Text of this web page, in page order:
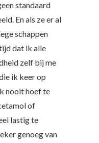
standaard
En als ze er al
schappen
dat ik alle
zelf bij me
ik keer op
nooit hoef te
of
lastig te
genoeg van